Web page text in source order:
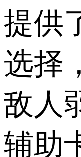
提供
选择
敌人
辅助